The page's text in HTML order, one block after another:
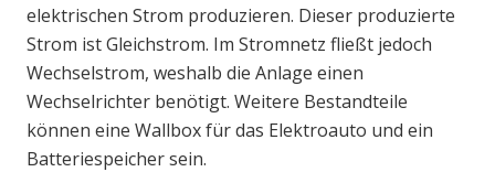
elektrischen Strom produzieren. Dieser produzierte
Strom ist Gleichstrom. Im Stromnetz fließt jedoch
Wechselstrom, weshalb die Anlage einen
Wechselrichter benötigt. Weitere Bestandteile
können eine Wallbox für das Elektroauto und ein
Batteriespeicher sein.